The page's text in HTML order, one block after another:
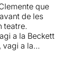
que
de les
teatre.
a la Beckett
vagi a la